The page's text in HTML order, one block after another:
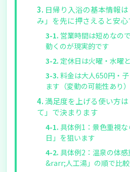
日帰り入浴の基本情報
み」を先に押さえると安
営業時間は短めなの
動くのが現実的です
定休日は火曜・水曜
料金は大人650円・
ます（変動の可能性あり）
満足度を上げる使い方
て」で決まります
具体例1：景色重視
日」を狙います
具体例2：温泉の体
&rarr;人工湯」の順で比